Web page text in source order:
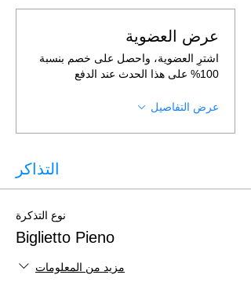
عرض العضوية
اشترِ العضوية، واحصل على خصم بنسبة
100% على هذا الحدث عند الدفع
عرض التفاصيل
التذاكر
نوع التذكرة
Biglietto Pieno
مزيد من المعلومات